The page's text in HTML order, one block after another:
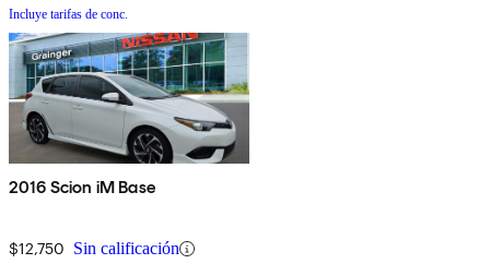
Incluye tarifas de conc.
2016 Scion iM Base
$12,750 Sin calificación